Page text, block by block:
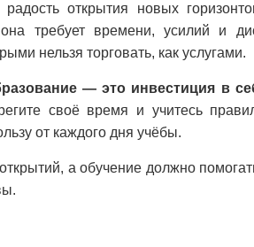
открытия новых
требует времени, усилий и
нельзя торговать, как услугами.
— это инвестиция в
своё время и учитесь
от каждого дня учёбы.
а обучение должно